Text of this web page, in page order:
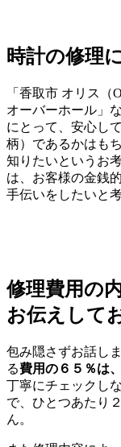
時計の修理
「香取市 オリス（
オーバーホール」
にとって、安心し
柄）であるかはも
知りたいというお
は、お客様の金銭
手伝いをしたいと
修理費用の
お伝えして
包み隠さずお話し
る費用の６５％は
丁寧にチェックし
で、ひとつあたり
ん。